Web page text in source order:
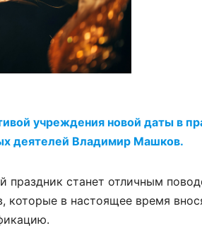
учреждения новой даты в
деятелей Владимир Машков.
праздник станет отличным
которые в настоящее время